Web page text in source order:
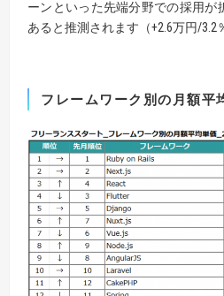
ーンといった先端分野での採用が
あると推測されます（+2.6万円/3.2
フレームワーク別の月額平